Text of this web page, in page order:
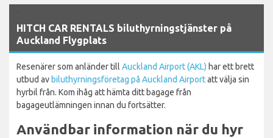
HITCH CAR RENTALS biluthyrningstjänster på
Auckland Flygplats
Resenärer som anländer till Auckland Airport (AKL) har ett brett
utbud avbiluthyrningsföretag på Auckland Airportatt välja sin
hyrbil från. Kom ihåg att hämta ditt bagage från
bagageutlämningen innan du fortsätter.
Användbar information när du hyr